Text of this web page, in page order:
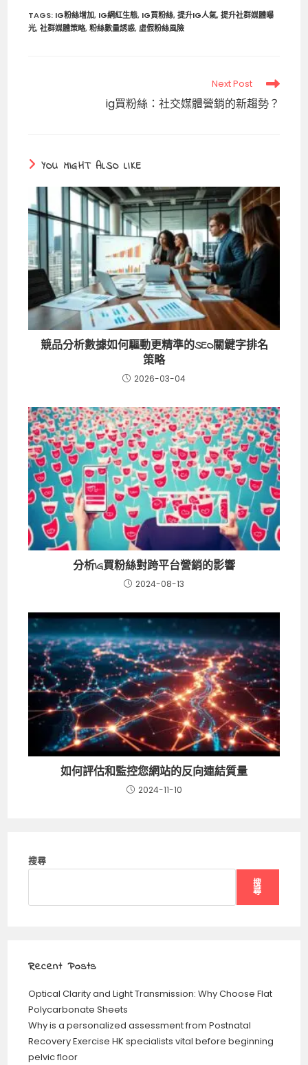
TAGS: IG粉絲增加, IG網紅生態, IG買粉絲, 提升IG人氣, 提升社群媒體曝
光, 社群媒體策略, 粉絲數量誘惑, 虛假粉絲風險
Next Post
ig買粉絲：社交媒體營銷的新趨勢？
YOU MIGHT ALSO LIKE
競品分析數據如何驅動更精準的SEO關鍵字排名
策略
2026-03-04
分析IG買粉絲對跨平台營銷的影響
2024-08-13
如何評估和監控您網站的反向連結質量
2024-11-10
搜尋
搜
尋
Recent Posts
Optical Clarity and Light Transmission: Why Choose Flat
Polycarbonate Sheets
Why is a personalized assessment from Postnatal
Recovery Exercise HK specialists vital before beginning
pelvic floor